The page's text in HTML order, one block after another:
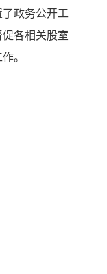
政务公开工
各相关股室
。